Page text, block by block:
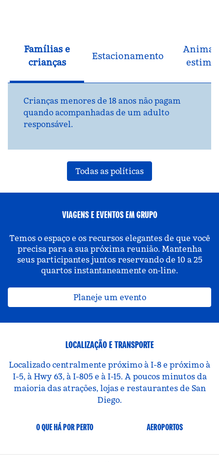
Famílias e
crianças
Estacionamento
Crianças menores de 18 anos não pagam
quando acompanhadas de um adulto
responsável.
Todas as políticas
VIAGENS E EVENTOS EM GRUPO
Temos o espaço e os recursos elegantes de que você
precisa para a sua próxima reunião. Mantenha
seus participantes juntos reservando de 10 a 25
quartos instantaneamente on-line.
Planeje um evento
LOCALIZAÇÃO E TRANSPORTE
Localizado centralmente próximo à I-8 e próximo à
I-5, à Hwy 63, à I-805 e à I-15. A poucos minutos da
maioria das atrações, lojas e restaurantes de San
Diego.
O QUE HÁ POR PERTO AEROPORTOS